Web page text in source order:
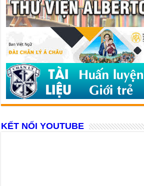
KẾT NỐI YOUTUBE